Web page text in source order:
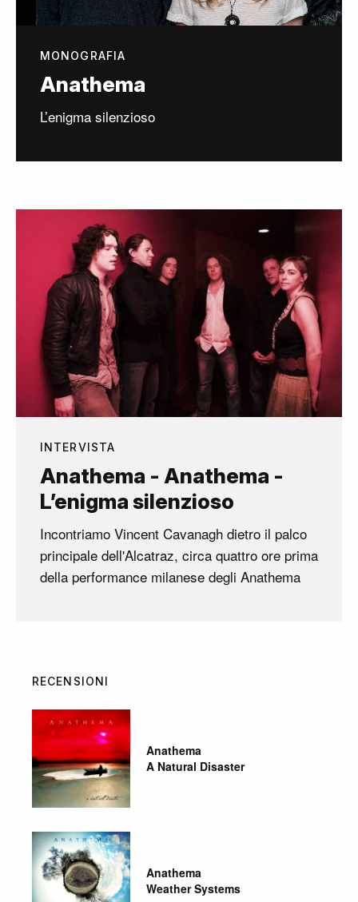
MONOGRAFIA
Anathema
L’enigma silenzioso
INTERVISTA
Anathema - Anathema -
L’enigma silenzioso
Incontriamo Vincent Cavanagh dietro il palco
principale dell'Alcatraz, circa quattro ore prima
della performance milanese degli Anathema
RECENSIONI
Anathema
A Natural Disaster
Anathema
Weather Systems